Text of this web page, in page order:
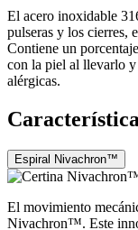
El acero inoxidable
pulseras y los cierres,
Contiene un
con la piel al llevarlo
alérgicas.
Espiral Nivachron™
El movimiento
Nivachron™. Este